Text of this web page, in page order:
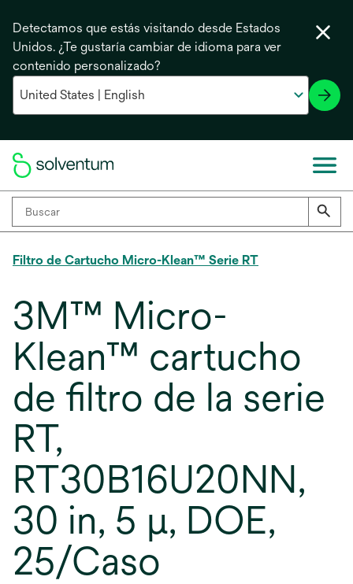
Detectamos que estás visitando desde Estados
Unidos. ¿Te gustaría cambiar de idioma para ver
contenido personalizado?
Filtro de Cartucho Micro-Klean™ Serie RT
3M™ Micro-
Klean™ cartucho
de filtro de la serie
RT,
RT30B16U20NN,
30 in, 5 µ, DOE,
25/Caso